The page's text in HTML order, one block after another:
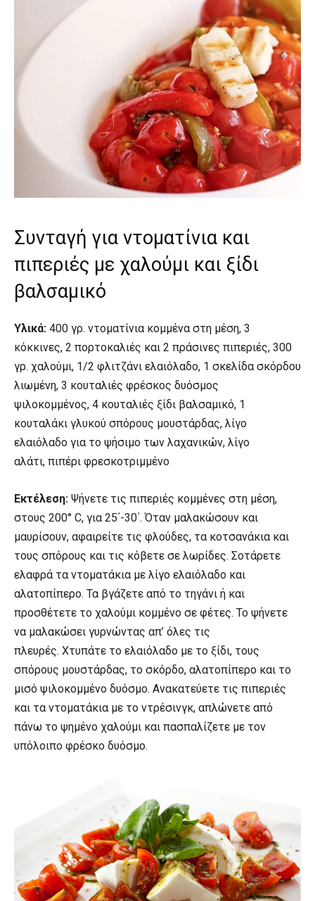
Συνταγή για ντοματίνια και
πιπεριές με χαλούμι και ξίδι
βαλσαμικό
Υλικά: 400 γρ. ντοματίνια κομμένα στη μέση, 3
κόκκινες, 2 πορτοκαλιές και 2 πράσινες πιπεριές, 300
γρ. χαλούμι, 1/2 φλιτζάνι ελαιόλαδο, 1 σκελίδα σκόρδου
λιωμένη, 3 κουταλιές φρέσκος δυόσμος
ψιλοκομμένος, 4 κουταλιές ξίδι βαλσαμικό, 1
κουταλάκι γλυκού σπόρους μουστάρδας, λίγο
ελαιόλαδο για το ψήσιμο των λαχανικών, λίγο
αλάτι, πιπέρι φρεσκοτριμμένο
Εκτέλεση: Ψήνετε τις πιπεριές κομμένες στη μέση,
στους 200° C, για 25΄-30΄. Όταν μαλακώσουν και
μαυρίσουν, αφαιρείτε τις φλούδες, τα κοτσανάκια και
τους σπόρους και τις κόβετε σε λωρίδες. Σοτάρετε
ελαφρά τα ντοματάκια με λίγο ελαιόλαδο και
αλατοπίπερο. Τα βγάζετε από το τηγάνι ή και
προσθέτετε το χαλούμι κομμένο σε φέτες. Το ψήνετε
να μαλακώσει γυρνώντας απ’ όλες τις
πλευρές. Χτυπάτε το ελαιόλαδο με το ξίδι, τους
σπόρους μουστάρδας, το σκόρδο, αλατοπίπερο και το
μισό ψιλοκομμένο δυόσμο. Ανακατεύετε τις πιπεριές
και τα ντοματάκια με το ντρέσινγκ, απλώνετε από
πάνω το ψημένο χαλούμι και πασπαλίζετε με τον
υπόλοιπο φρέσκο δυόσμο.